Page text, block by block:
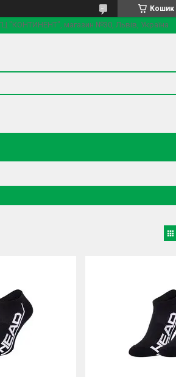
Кошик
"КОНТИНЕНТ", магазин №30, Львів, Україна